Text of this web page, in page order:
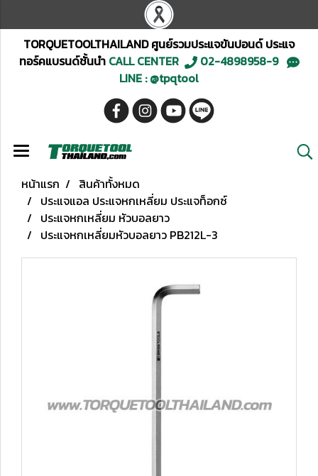
TORQUETOOLTHAILAND ศูนย์รวมประแจขันปอนด์ ประแจ
ทอร์คแบรนด์ชั้นนำCALL CENTER
02-4898958-9
LINE : @tpqtool
หน้าแรก
สินค้าทั้งหมด
ประแจแอล ประแจหกเหลี่ยม ประแจท็อกซ์
ประแจหกเหลี่ยม หัวบอลยาว
ประแจหกเหลี่ยมหัวบอลยาว PB212L-3